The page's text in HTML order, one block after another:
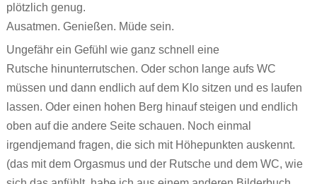
plötzlich genug.
Ausatmen. Genießen. Müde sein.
Ungefähr ein Gefühl wie ganz schnell eine
Rutsche hinunterrutschen. Oder schon lange aufs WC
müssen und dann endlich auf dem Klo sitzen und es laufen
lassen. Oder einen hohen Berg hinauf steigen und endlich
oben auf die andere Seite schauen. Noch einmal
irgendjemand fragen, die sich mit Höhepunkten auskennt.
(das mit dem Orgasmus und der Rutsche und dem WC, wie